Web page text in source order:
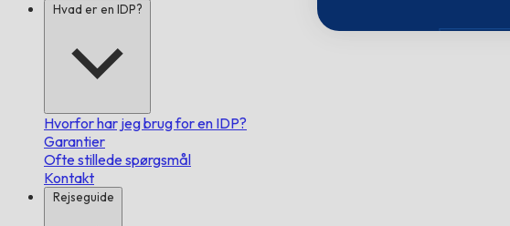
Hvad er en IDP?
Hvorfor har jeg brug for en IDP?
Garantier
Ofte stillede spørgsmål
Kontakt
Rejseguide